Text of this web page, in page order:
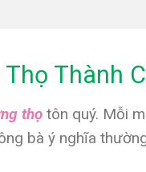
Thành
thọ tôn quý. Mỗi
bà ý nghĩa